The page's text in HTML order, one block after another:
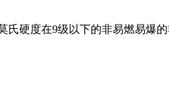
硬度在9级以下的非易燃易爆